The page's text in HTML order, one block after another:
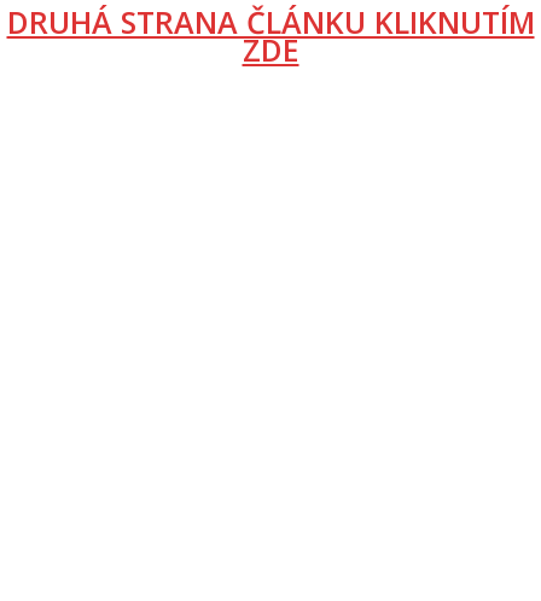
DRUHÁ STRANA ČLÁNKU KLIKNUTÍM
ZDE